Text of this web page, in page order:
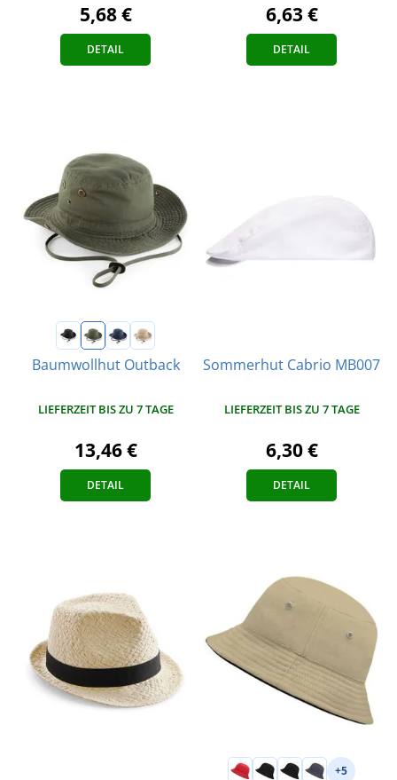
5,68 €
DETAIL
6,63 €
DETAIL
Baumwollhut Outback
LIEFERZEIT BIS ZU 7 TAGE
13,46 €
DETAIL
Sommerhut Cabrio MB007
LIEFERZEIT BIS ZU 7 TAGE
6,30 €
DETAIL
+5